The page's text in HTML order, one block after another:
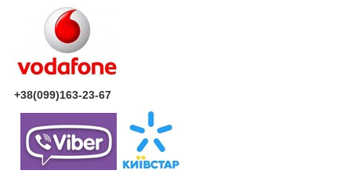
+38(099)163-23-67